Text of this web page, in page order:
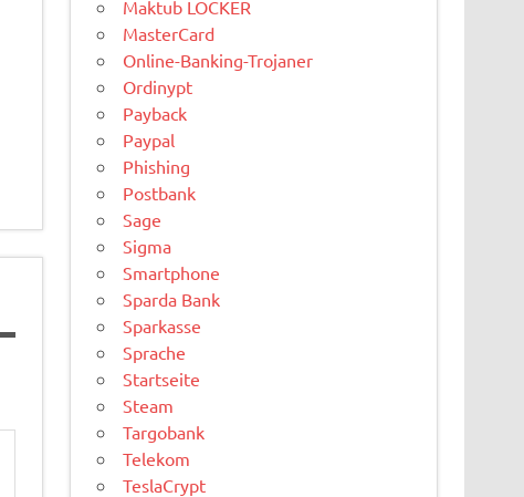
Maktub LOCKER
MasterCard
Online-Banking-Trojaner
Ordinypt
Payback
Paypal
Phishing
Postbank
Sage
Sigma
Smartphone
Sparda Bank
Sparkasse
Sprache
Startseite
Steam
Targobank
Telekom
TeslaCrypt